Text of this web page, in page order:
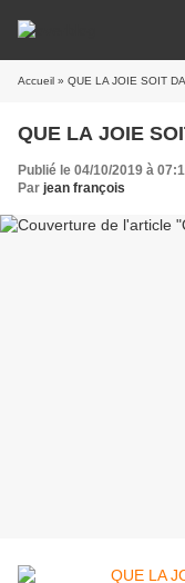
Accueil » QUE LA JOIE SOIT
QUE LA JOIE
Publié le 04/10/2019 à
Par jean françois